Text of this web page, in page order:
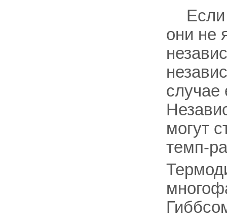
они не
случае
могут
темп-